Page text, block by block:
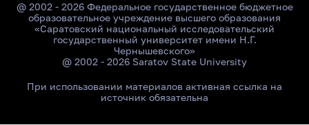
@ 2002 - 2026 Федеральное государственное бюджетное
образовательное учреждение высшего образования
«Саратовский национальный исследовательский
государственный университет имени Н.Г.
Чернышевского»
@ 2002 - 2026 Saratov State University
При использовании материалов активная ссылка на
источник обязательна